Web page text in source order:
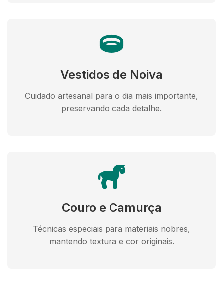
Vestidos de Noiva
Cuidado artesanal para o dia mais importante,
preservando cada detalhe.
Couro e Camurça
Técnicas especiais para materiais nobres,
mantendo textura e cor originais.